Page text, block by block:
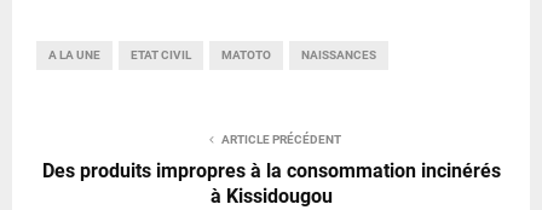
A LA UNE ETAT CIVIL MATOTO NAISSANCES
ARTICLE PRÉCÉDENT
Des produits impropres à la consommation incinérés
à Kissidougou